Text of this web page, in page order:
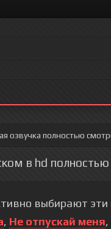
озвучка полностью
в hd полностью
выбирают эти
, Не отпускай меня